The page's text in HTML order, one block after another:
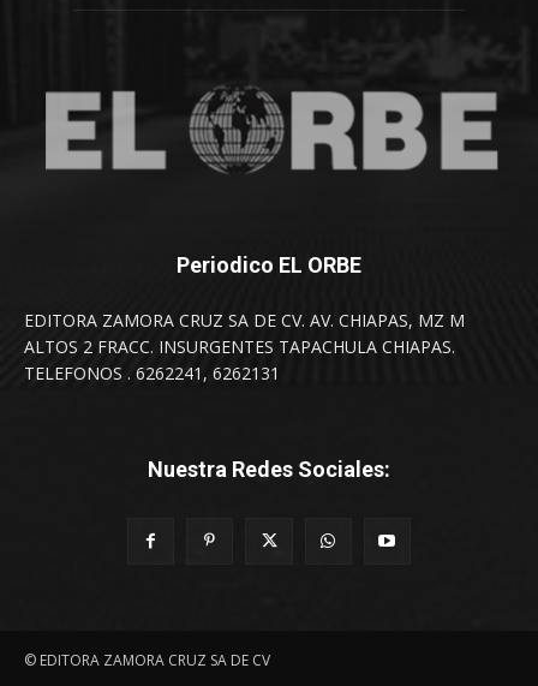
Periodico EL ORBE
EDITORA ZAMORA CRUZ SA DE CV. AV. CHIAPAS, MZ M
ALTOS 2 FRACC. INSURGENTES TAPACHULA CHIAPAS.
TELEFONOS . 6262241, 6262131
Nuestra Redes Sociales:
© EDITORA ZAMORA CRUZ SA DE CV